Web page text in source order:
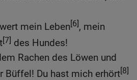
mein Leben[6], mein
[7] des Hundes!
Rachen des Löwen und
Büffel! Du hast mich erhört[8]